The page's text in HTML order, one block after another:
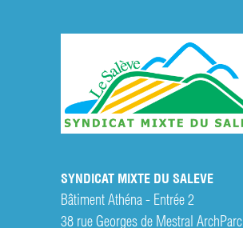
SYNDICAT MIXTE DU SALEVE
Bâtiment Athéna - Entrée 2
38 rue Georges de Mestral ArchParc